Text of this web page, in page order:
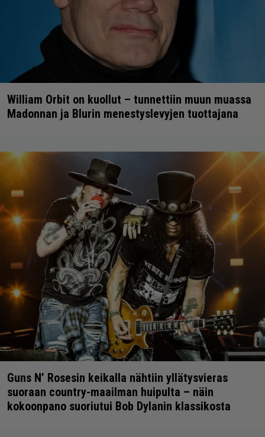
William Orbit on kuollut – tunnettiin muun muassa
Madonnan ja Blurin menestyslevyjen tuottajana
Guns N’ Rosesin keikalla nähtiin yllätysvieras
suoraan country-maailman huipulta – näin
kokoonpano suoriutui Bob Dylanin klassikosta